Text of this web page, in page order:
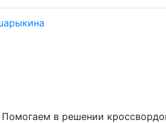
в решении